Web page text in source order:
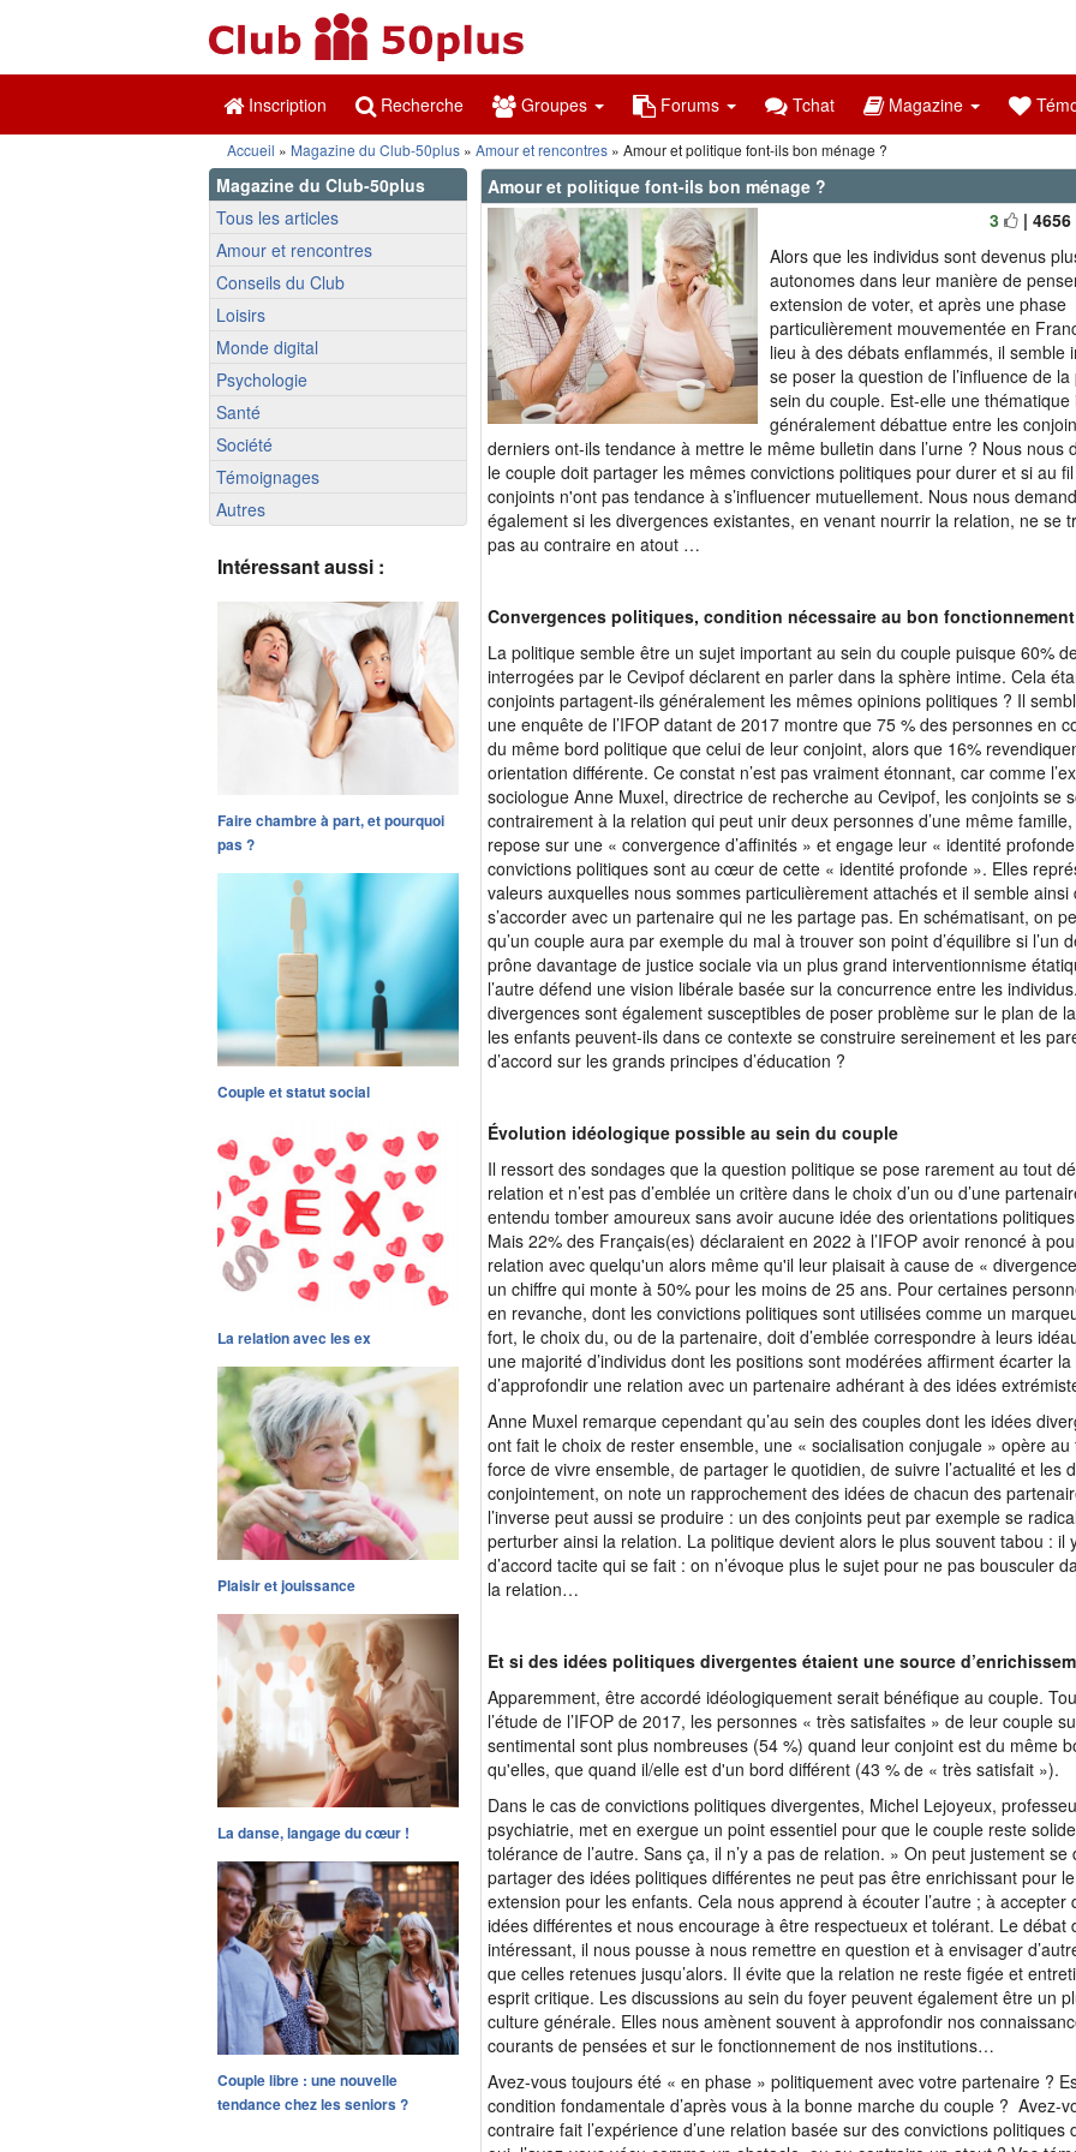
Inscription Recherche Groupes Forums Tchat Magazine
Accueil » Magazine du Club-50plus » Amour et rencontres » Amour et politique font-ils bon ménage ?
Magazine du Club-50plus
Tous les articles
Amour et rencontres
Conseils du Club
Loisirs
Monde digital
Psychologie
Santé
Société
Témoignages
Autres
Intéressant aussi :
Faire chambre à part, et pourquoi
pas ?
Couple et statut social
La relation avec les ex
Plaisir et jouissance
La danse, langage du cœur !
Couple libre : une nouvelle
tendance chez les seniors ?
Amour et politique font-ils bon ménage ?
3
|
Alors que les individus sont devenus
autonomes dans leur manière de
extension de voter, et après une phase
particulièrement mouvementée en
lieu à des débats enflammés, il semble
se poser la question de l’influence de
sein du couple. Est-elle une
généralement débattue entre les
derniers ont-ils tendance à mettre le même bulletin dans l’urne ? Nous nous
le couple doit partager les mêmes convictions politiques pour durer et si au
conjoints n'ont pas tendance à s’influencer mutuellement. Nous nous
également si les divergences existantes, en venant nourrir la relation, ne se
pas au contraire en atout …
Convergences politiques, condition nécessaire au bon
La politique semble être un sujet important au sein du couple puisque 60%
interrogées par le Cevipof déclarent en parler dans la sphère intime. Cela
conjoints partagent-ils généralement les mêmes opinions politiques ? Il
une enquête de l’IFOP datant de 2017 montre que 75 % des personnes en
du même bord politique que celui de leur conjoint, alors que 16%
orientation différente. Ce constat n’est pas vraiment étonnant, car comme
sociologue Anne Muxel, directrice de recherche au Cevipof, les conjoints se
contrairement à la relation qui peut unir deux personnes d’une même
repose sur une « convergence d’affinités » et engage leur « identité
convictions politiques sont au cœur de cette « identité profonde ». Elles
valeurs auxquelles nous sommes particulièrement attachés et il semble ainsi
s’accorder avec un partenaire qui ne les partage pas. En schématisant, on
qu’un couple aura par exemple du mal à trouver son point d’équilibre si l’un
prône davantage de justice sociale via un plus grand interventionnisme
l’autre défend une vision libérale basée sur la concurrence entre les
divergences sont également susceptibles de poser problème sur le plan de
les enfants peuvent-ils dans ce contexte se construire sereinement et les
d’accord sur les grands principes d’éducation ?
Évolution idéologique possible au sein du couple
Il ressort des sondages que la question politique se pose rarement au tout
relation et n’est pas d’emblée un critère dans le choix d’un ou d’une
entendu tomber amoureux sans avoir aucune idée des orientations politiques
Mais 22% des Français(es) déclaraient en 2022 à l’IFOP avoir renoncé à
relation avec quelqu'un alors même qu'il leur plaisait à cause de «
un chiffre qui monte à 50% pour les moins de 25 ans. Pour certaines
en revanche, dont les convictions politiques sont utilisées comme un
fort, le choix du, ou de la partenaire, doit d’emblée correspondre à leurs
une majorité d’individus dont les positions sont modérées affirment écarter
d’approfondir une relation avec un partenaire adhérant à des idées
Anne Muxel remarque cependant qu’au sein des couples dont les idées
ont fait le choix de rester ensemble, une « socialisation conjugale » opère au
force de vivre ensemble, de partager le quotidien, de suivre l’actualité et les
conjointement, on note un rapprochement des idées de chacun des
l’inverse peut aussi se produire : un des conjoints peut par exemple se
perturber ainsi la relation. La politique devient alors le plus souvent tabou : il
d’accord tacite qui se fait : on n’évoque plus le sujet pour ne pas bousculer
la relation…
Et si des idées politiques divergentes étaient une source
Apparemment, être accordé idéologiquement serait bénéfique au couple.
l’étude de l’IFOP de 2017, les personnes « très satisfaites » de leur couple
sentimental sont plus nombreuses (54 %) quand leur conjoint est du même
qu'elles, que quand il/elle est d'un bord différent (43 % de « très satisfait »).
Dans le cas de convictions politiques divergentes, Michel Lejoyeux,
psychiatrie, met en exergue un point essentiel pour que le couple reste
tolérance de l’autre. Sans ça, il n’y a pas de relation. » On peut justement se
partager des idées politiques différentes ne peut pas être enrichissant pour
extension pour les enfants. Cela nous apprend à écouter l’autre ; à accepter
idées différentes et nous encourage à être respectueux et tolérant. Le débat
intéressant, il nous pousse à nous remettre en question et à envisager
que celles retenues jusqu’alors. Il évite que la relation ne reste figée et
esprit critique. Les discussions au sein du foyer peuvent également être un
culture générale. Elles nous amènent souvent à approfondir nos
courants de pensées et sur le fonctionnement de nos institutions…
Avez-vous toujours été « en phase » politiquement avec votre partenaire ?
condition fondamentale d’après vous à la bonne marche du couple ? Avez-
contraire fait l’expérience d’une relation basée sur des convictions politiques